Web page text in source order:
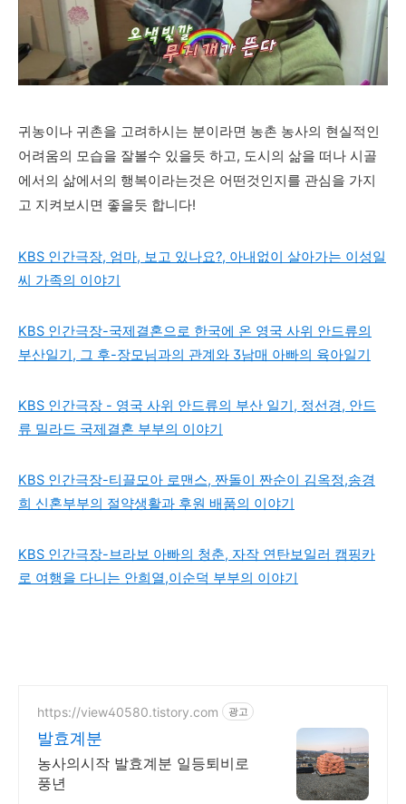
귀농이나 귀촌을 고려하시는 분이라면 농촌 농사의 현실적인
어려움의 모습을 잘볼수 있을듯 하고, 도시의 삶을 떠나 시골
에서의 삶에서의 행복이라는것은 어떤것인지를 관심을 가지
고 지켜보시면 좋을듯 합니다!
KBS 인간극장, 엄마, 보고 있나요?, 아내없이 살아가는 이성일
씨 가족의 이야기
KBS 인간극장-국제결혼으로 한국에 온 영국 사위 안드류의
부산일기, 그 후-장모님과의 관계와 3남매 아빠의 육아일기
KBS 인간극장 - 영국 사위 안드류의 부산 일기, 정선경, 안드
류 밀라드 국제결혼 부부의 이야기
KBS 인간극장-티끌모아 로맨스, 짠돌이 짠순이 김옥정,송경
희 신혼부부의 절약생활과 후원 배품의 이야기
KBS 인간극장-브라보 아빠의 청춘, 자작 연탄보일러 캠핑카
로 여행을 다니는 안희열,이순덕 부부의 이야기
https://view40580.tistory.com 광고
발효계분
농사의시작 발효계분 일등퇴비로
풍년